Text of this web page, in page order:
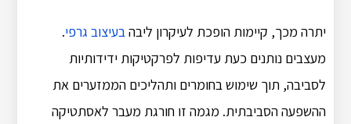
יתרה מכך, קיימות הופכת לעיקרון ליבהבעיצוב גרפי.
מעצבים נותנים כעת עדיפות לפרקטיקות ידידותיות
לסביבה, תוך שימוש בחומרים ותהליכים הממזערים את
ההשפעה הסביבתית. מגמה זו חורגת מעבר לאסתטיקה